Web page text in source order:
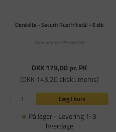
Dørskilte - Securit Rustfrit stål - 6 stk
Varenummer: PA-686093
DKK 179,00pr. PK
(DKK 143,20 ekskl. moms)
Læg i kurv
På lager - Levering 1-3
hverdage